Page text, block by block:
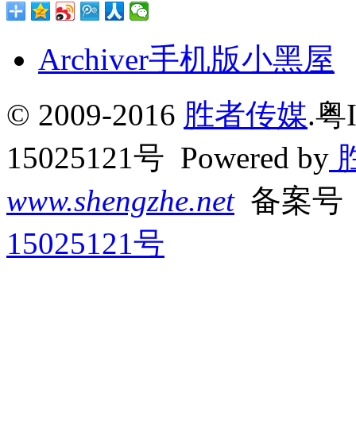
Archiver手机版小黑屋
© 2009-2016 胜者传媒.粤
15025121号 Powered by
www.shengzhe.net备案号
15025121号